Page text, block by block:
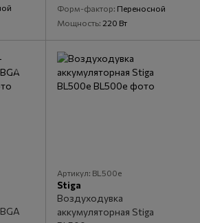
Форм-фактор Переносной
Мощность 220 Вт
Артикул: BL500e
Stiga
Воздуходувка
аккумуляторная Stiga